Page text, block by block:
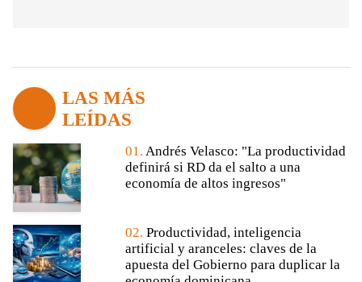
LAS MÁS
LEÍDAS
01. Andrés Velasco: "La productividad
definirá si RD da el salto a una
economía de altos ingresos"
02. Productividad, inteligencia
artificial y aranceles: claves de la
apuesta del Gobierno para duplicar la